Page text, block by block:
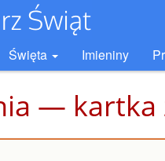
Święta Imieniny
— kartka